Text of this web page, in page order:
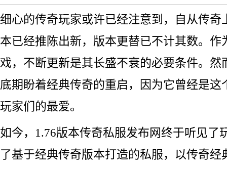
细心的传奇玩家或许已经注意到，自从传奇
本已经推陈出新，版本更替已不计其数。作
戏，不断更新是其长盛不衰的必要条件。然
底期盼着经典传奇的重启，因为它曾经是这
玩家们的最爱。
如今，1.76版本传奇私服发布网终于听见了
了基于经典传奇版本打造的私服，以传奇经